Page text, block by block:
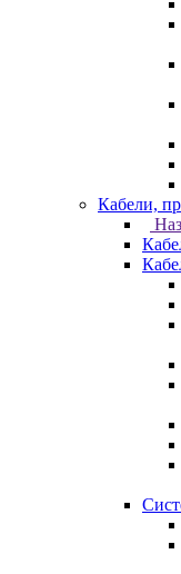
Кабели,